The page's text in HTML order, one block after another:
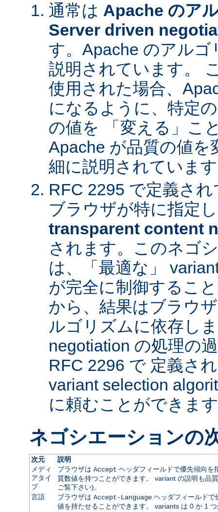
通常は Apache のア
Server driven
す。Apache のアル
説明されています。
使用された場合、
になるように、特定
の値を 「変える」こ
Apache が品質の値を
細に説明されていま
RFC 2295 で定義さ
ブラウザが特に指定
transparent content
されます。このネゴ
は、「最適な」
が完全に制御するこ
から、結果はブラウ
ルゴリズムに依存し
negotiation の処理の
RFC 2296 で 定義さ
variant selection
に頼むことができま
ネゴシエーションの
次元
説明
メディ
アタイ
プ
ブラウザは Accept ヘッダフィールドで優先傾向を
質数値を持つことができます。 variant の説明も品
ご覧下さい)。
言語
ブラウザは Accept-Languageヘッダフィールドで
値を持たせることができます。 variants は 0 か 1